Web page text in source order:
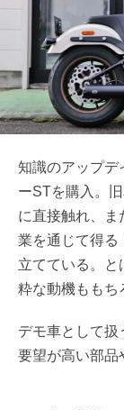
知識のアップデ
ーSTを購入。
に直接触れ、ま
業を通じて得る
立てている。と
粋な動機ももち
デモ車として
要望が高い部品